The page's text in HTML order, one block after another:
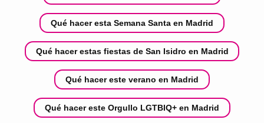
Qué hacer esta Semana Santa en Madrid
Qué hacer estas fiestas de San Isidro en Madrid
Qué hacer este verano en Madrid
Qué hacer este Orgullo LGTBIQ+ en Madrid